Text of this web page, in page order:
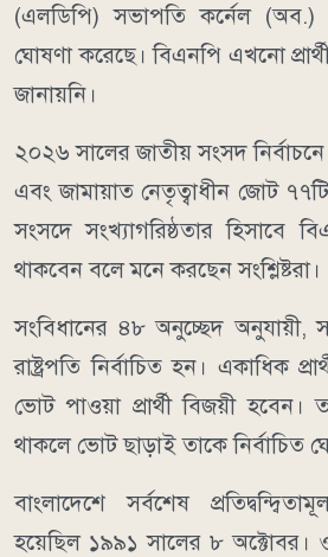
(এলডিপি) সভাপতি কর্নেল (অব.)
ঘোষণা করেছে। বিএনপি এখনো
জানায়নি।
২০২৬ সালের জাতীয় সংসদ
এবং জামায়াত নেতৃত্বাধীন জোট
সংসদে সংখ্যাগরিষ্ঠতার হিসাবে
থাকবেন বলে মনে করছেন সংশ্লিষ্টরা।
সংবিধানের ৪৮ অনুচ্ছেদ অনুযায়ী,
রাষ্ট্রপতি নির্বাচিত হন। একাধিক
ভোট পাওয়া প্রার্থী বিজয়ী হবেন।
থাকলে ভোট ছাড়াই তাকে নির্বাচিত
বাংলাদেশে সর্বশেষ
হয়েছিল ১৯৯১ সালের ৮ অক্টোবর।